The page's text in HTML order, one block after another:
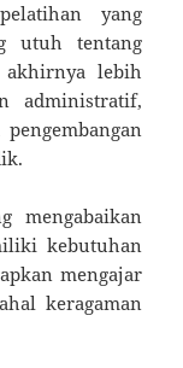
yang
utuh tentang
lebih
administratif,
mengabaikan
kebutuhan
mengajar
keragaman